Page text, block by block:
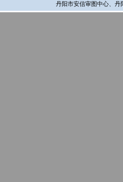
丹阳市安信审图中心、丹